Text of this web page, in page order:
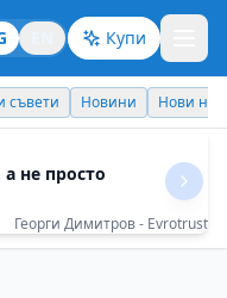
Купи
Днес празнува
от нас се променя
Ирена Комитова